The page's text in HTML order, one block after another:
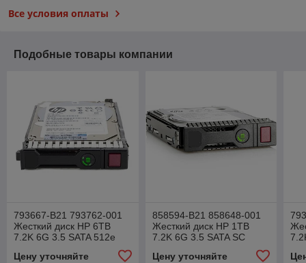
Все условия оплаты
Подобные товары компании
793667-B21 793762-001
Жесткий диск HP 6TB
7.2K 6G 3.5 SATA 512e
Цену уточняйте
858594-B21 858648-001
Жесткий диск HP 1TB
7.2K 6G 3.5 SATA SC
Цену уточняйте